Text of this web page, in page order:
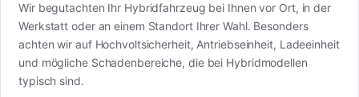
Wir begutachten Ihr Hybridfahrzeug bei Ihnen vor Ort, in der
Werkstatt oder an einem Standort Ihrer Wahl. Besonders
achten wir auf Hochvoltsicherheit, Antriebseinheit, Ladeeinheit
und mögliche Schadenbereiche, die bei Hybridmodellen
typisch sind.